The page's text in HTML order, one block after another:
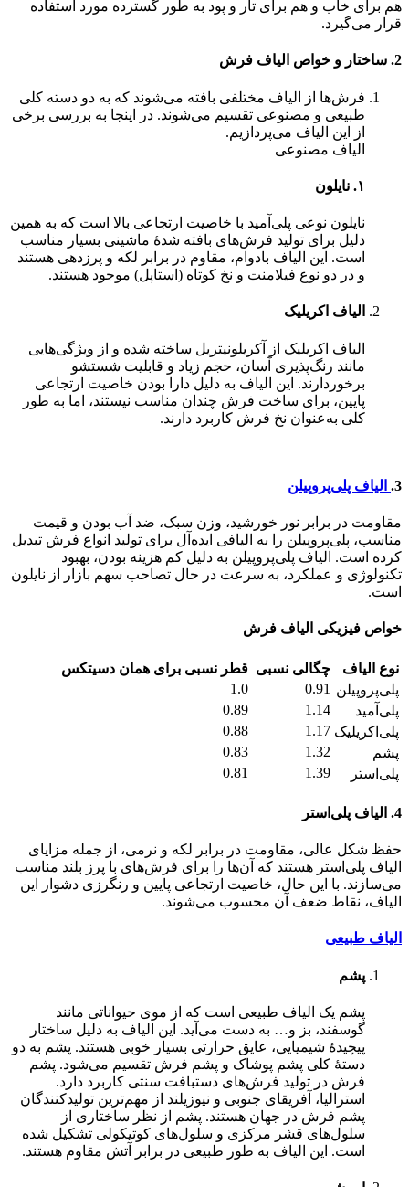
هم برای خاب و هم برای تار و پود به طور گسترده مورد استفاده
قرار می‌گیرد.
2. ساختار و خواص الیاف فرش
فرش‌ها از الیاف مختلفی بافته می‌شوند که به دو دسته کلی
طبیعی و مصنوعی تقسیم می‌شوند. در اینجا به بررسی برخی
از این الیاف می‌پردازیم.
الیاف مصنوعی
۱. نایلون
نایلون نوعی پلی‌آمید با خاصیت ارتجاعی بالا است که به همین
دلیل برای تولید فرش‌های بافته شدۀ ماشینی بسیار مناسب
است. این الیاف بادوام، مقاوم در برابر لکه و پرزدهی هستند
و در دو نوع فیلامنت و نخ کوتاه (استاپل) موجود هستند.
الیاف اکریلیک
الیاف اکریلیک از آکریلونیتریل ساخته شده و از ویژگی‌هایی
مانند رنگ‌پذیری آسان، حجم زیاد و قابلیت شستشو
برخوردارند. این الیاف به دلیل دارا بودن خاصیت ارتجاعی
پایین، برای ساخت فرش چندان مناسب نیستند، اما به طور
کلی به‌عنوان نخ فرش کاربرد دارند.
3. الیاف پلی‌پروپیلن
مقاومت در برابر نور خورشید، وزن سبک، ضد آب بودن و قیمت
مناسب، پلی‌پروپیلن را به الیافی ایده‌آل برای تولید انواع فرش‌ تبدیل
کرده است. الیاف پلی‌پروپیلن به دلیل کم هزینه بودن، بهبود
تکنولوژی و عملکرد، به سرعت در حال تصاحب سهم بازار از نایلون
است.
خواص فیزیکی الیاف فرش
نوع الیاف چگالی نسبی قطر نسبی برای همان دسیتکس
پلی‌پروپیلن 0.91
1.0
پلی‌آمید
1.14
0.89
پلی‌اکریلیک 1.17
0.88
پشم
1.32
0.83
پلی‌استر
1.39
0.81
4. الیاف پلی‌استر
حفظ شکل عالی، مقاومت در برابر لکه و نرمی، از جمله مزایای
الیاف پلی‌استر هستند که آن‌ها را برای فرش‌های با پرز بلند مناسب
می‌سازند. با این حال، خاصیت ارتجاعی پایین و رنگرزی دشوار این
الیاف، نقاط ضعف آن محسوب می‌شوند.
الیاف طبیعی
پشم
پشم یک الیاف طبیعی است که از موی حیواناتی مانند
گوسفند، بز و… به دست می‌آید. این الیاف به دلیل ساختار
پیچیدۀ شیمیایی، عایق حرارتی بسیار خوبی هستند. پشم به دو
دستۀ کلی پشم پوشاک و پشم فرش تقسیم می‌شود. پشم
فرش در تولید فرش‌های دستبافت سنتی کاربرد دارد.
استرالیا، آفریقای جنوبی و نیوزیلند از مهم‌ترین تولیدکنندگان
پشم فرش در جهان هستند. پشم از نظر ساختاری از
سلول‌های قشر مرکزی و سلول‌های کوتیکولی تشکیل شده
است. این الیاف به طور طبیعی در برابر آتش مقاوم هستند.